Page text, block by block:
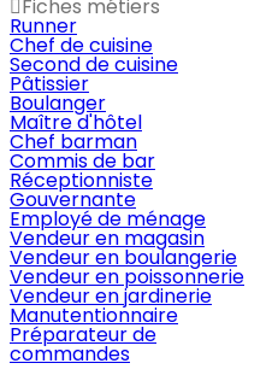
Fiches métiers
Runner
Chef de cuisine
Second de cuisine
Pâtissier
Boulanger
Maître d'hôtel
Chef barman
Commis de bar
Réceptionniste
Gouvernante
Employé de ménage
Vendeur en magasin
Vendeur en boulangerie
Vendeur en poissonnerie
Vendeur en jardinerie
Manutentionnaire
Préparateur de
commandes